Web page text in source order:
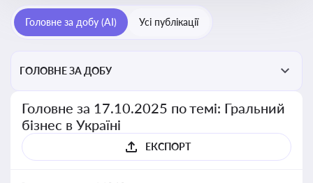
реальні кейси
Головне за добу (AI) Усі публікації
ГОЛОВНЕ ЗА ДОБУ
Головне за 17.10.2025 по темі: Гральний
бізнес в Україні
ЕКСПОРТ